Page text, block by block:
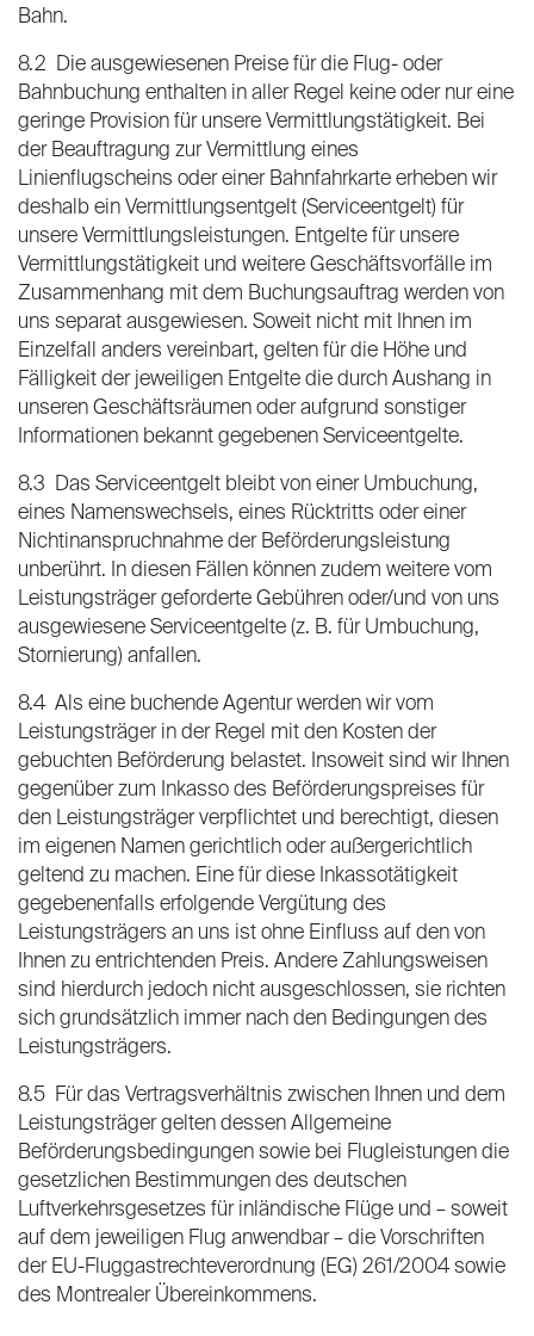
Bahn.
8.2 Die ausgewiesenen Preise für die Flug- oder
Bahnbuchung enthalten in aller Regel keine oder nur eine
geringe Provision für unsere Vermittlungstätigkeit. Bei
der Beauftragung zur Vermittlung eines
Linienflugscheins oder einer Bahnfahrkarte erheben wir
deshalb ein Vermittlungsentgelt (Serviceentgelt) für
unsere Vermittlungsleistungen. Entgelte für unsere
Vermittlungstätigkeit und weitere Geschäftsvorfälle im
Zusammenhang mit dem Buchungsauftrag werden von
uns separat ausgewiesen. Soweit nicht mit Ihnen im
Einzelfall anders vereinbart, gelten für die Höhe und
Fälligkeit der jeweiligen Entgelte die durch Aushang in
unseren Geschäftsräumen oder aufgrund sonstiger
Informationen bekannt gegebenen Serviceentgelte.
8.3 Das Serviceentgelt bleibt von einer Umbuchung,
eines Namenswechsels, eines Rücktritts oder einer
Nichtinanspruchnahme der Beförderungsleistung
unberührt. In diesen Fällen können zudem weitere vom
Leistungsträger geforderte Gebühren oder/und von uns
ausgewiesene Serviceentgelte (z. B. für Umbuchung,
Stornierung) anfallen.
8.4 Als eine buchende Agentur werden wir vom
Leistungsträger in der Regel mit den Kosten der
gebuchten Beförderung belastet. Insoweit sind wir Ihnen
gegenüber zum Inkasso des Beförderungspreises für
den Leistungsträger verpflichtet und berechtigt, diesen
im eigenen Namen gerichtlich oder außergerichtlich
geltend zu machen. Eine für diese Inkassotätigkeit
gegebenenfalls erfolgende Vergütung des
Leistungsträgers an uns ist ohne Einfluss auf den von
Ihnen zu entrichtenden Preis. Andere Zahlungsweisen
sind hierdurch jedoch nicht ausgeschlossen, sie richten
sich grundsätzlich immer nach den Bedingungen des
Leistungsträgers.
8.5 Für das Vertragsverhältnis zwischen Ihnen und dem
Leistungsträger gelten dessen Allgemeine
Beförderungsbedingungen sowie bei Flugleistungen die
gesetzlichen Bestimmungen des deutschen
Luftverkehrsgesetzes für inländische Flüge und – soweit
auf dem jeweiligen Flug anwendbar – die Vorschriften
der EU-Fluggastrechteverordnung (EG) 261/2004 sowie
des Montrealer Übereinkommens.